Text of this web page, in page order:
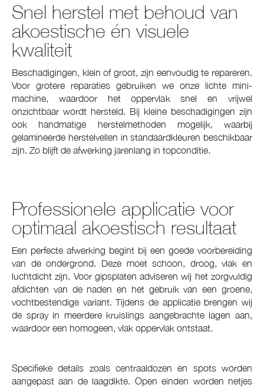
Snel herstel met behoud van
akoestische én visuele
kwaliteit
Beschadigingen, klein of groot, zijn eenvoudig te repareren.
Voor grotere reparaties gebruiken we onze lichte mini-
machine, waardoor het oppervlak snel en vrijwel
onzichtbaar wordt hersteld. Bij kleine beschadigingen zijn
ook handmatige herstelmethoden mogelijk, waarbij
gelamineerde herstelvellen in standaardkleuren beschikbaar
zijn. Zo blijft de afwerking jarenlang in topconditie.
Professionele applicatie voor
optimaal akoestisch resultaat
Een perfecte afwerking begint bij een goede voorbereiding
van de ondergrond. Deze moet schoon, droog, vlak en
luchtdicht zijn. Voor gipsplaten adviseren wij het zorgvuldig
afdichten van de naden en het gebruik van een groene,
vochtbestendige variant. Tijdens de applicatie brengen wij
de spray in meerdere kruislings aangebrachte lagen aan,
waardoor een homogeen, vlak oppervlak ontstaat.
Specifieke details zoals centraaldozen en spots worden
aangepast aan de laagdikte. Open einden worden netjes